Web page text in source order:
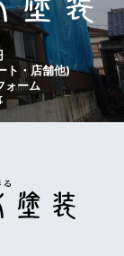
ト・店舗他)
ォーム